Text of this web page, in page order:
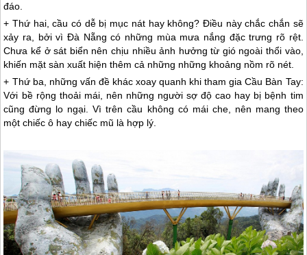
đáo.
+ Thứ hai, cầu có dễ bị mục nát hay không? Điều này chắc chắn sẽ
xảy ra, bởi vìĐà Nẵng có những mùa mưa nắng đặc trưng rõ rệt.
Chưa kể ở sát biển nên chịu nhiều ảnh hưởng từ gió ngoài thổi vào,
khiến mặt sàn xuất hiện thêm cả những những khoảng nồm rõ nét.
+ Thứ ba, những vấn đề khác xoay quanh khi tham gia Cầu Bàn Tay:
Với bề rộng thoải mái, nên những người sợ độ cao hay bị bệnh tim
cũng đừng lo ngại. Vì trên cầu không có mái che, nên mang theo
một chiếc ô hay chiếc mũ là hợp lý.